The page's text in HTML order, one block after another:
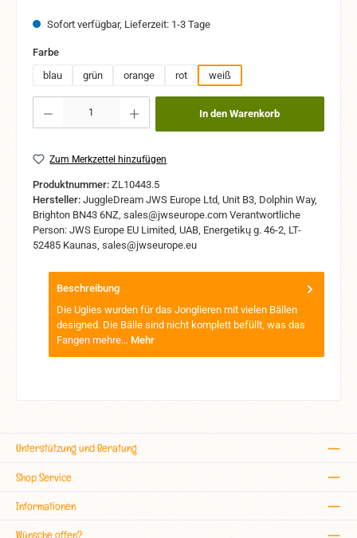
Sofort verfügbar, Lieferzeit: 1-3 Tage
Farbeauswählen
blau
grün orange rot weiß
In den Warenkorb
Zum Merkzettel hinzufügen
Produktnummer: ZL10443.5
Hersteller: JuggleDream JWS Europe Ltd, Unit B3, Dolphin Way,
Brighton BN43 6NZ, sales@jwseurope.com Verantwortliche
Person: JWS Europe EU Limited, UAB, Energetikų g. 46-2, LT-
52485 Kaunas, sales@jwseurope.eu
Beschreibung
Die Uglies wurden für das Jonglieren mit vielen Bällen
designed. Die Bälle sind nicht komplett befüllt, was das
Fangen mehre… Mehr
Unterstützung und Beratung
Shop Service
Informationen
Wünsche offen?